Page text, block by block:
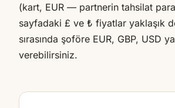
(kart, EUR — partnerin tahsilat
sayfadaki £ ve ₺ fiyatlar yaklaşık
sırasında şoföre EUR, GBP, USD
verebilirsiniz.